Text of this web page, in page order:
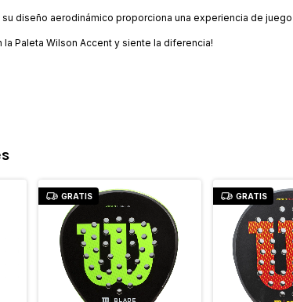
su diseño aerodinámico proporciona una experiencia de
la Paleta Wilson Accent y siente la diferencia!
GRATIS GRATIS